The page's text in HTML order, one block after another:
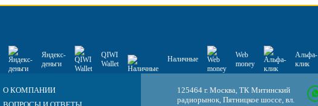
Яндекс-
деньги
QIWI
Wallet
Наличные
Web
money
Альфа-
клик
О КОМПАНИИ
125464 г. Москва, ТК Митинский
радиорынок, Пятницкое шоссе, вл.